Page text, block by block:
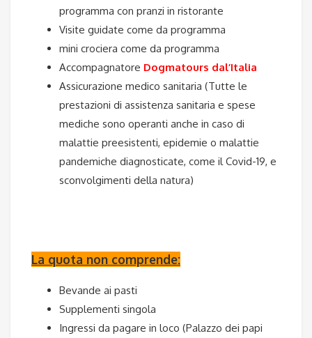
programma con pranzi in ristorante
Visite guidate come da programma
mini crociera come da programma
Accompagnatore Dogmatours dal’Italia
Assicurazione medico sanitaria (Tutte le
prestazioni di assistenza sanitaria e spese
mediche sono operanti anche in caso di
malattie preesistenti, epidemie o malattie
pandemiche diagnosticate, come il Covid-19, e
sconvolgimenti della natura)
La quota non comprende:
Bevande ai pasti
Supplementi singola
Ingressi da pagare in loco (Palazzo dei papi